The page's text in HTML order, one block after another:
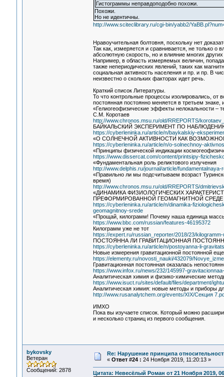
Гистограммы неправдоподобно похожи.
Похожи.
Но не идентичны.
http://www.sciteclibrary.ru/cgi-bin/yabb2/
Нравоучительная болтовня, поскольку нет
Так как, измеряется и сравнивается, не только о
абсолютную скорость, но и влияние многих
Например, в область измеряемых величин,
также непериодических явлений, таких как
социальная активность населения и пр. и пр. В
неизвестно о скольких факторах идет речь.
Краткий список Литературы.
То что контрольные процессы изолировались, от
постоянная постоянно меняется в третьем
«Гелиогеофизические эффекты нелокальности –
C.М. Коротаев
http://www.chronos.msu.ru/old/RREPORTS/
БАЙКАЛЬСКИЙ ЭКСПЕРИМЕНТ ПО
https://cyberleninka.ru/article/n/baykalskiy-
«О СОЛНЕЧНОЙ АКТИВНОСТИ КАК
https://cyberleninka.ru/article/n/o-solnechnoy-
«Принципы физической индикации
https://www.dissercat.com/content/printsipy-
«Фундаментальная роль реликтового излучения
http://www.delphis.ru/journal/article/
«Правильно ли мы подсчитываем возраст
время)
http://www.chronos.msu.ru/old/RREPORTS/
«ДИНАМИКА ФИЗИОЛОГИЧЕСКИХ
ПРЕФОРМИРОВАННОЙ ГЕОМАГНИТНОЙ СРЕДЕ
https://cyberleninka.ru/article/n/dinamika-
geomagnitnoy-srede
«Прощай, килограмм! Почему наша единица
https://www.bbc.com/russian/features-46195372
Килограмм уже не тот
https://expert.ru/russian_reporter/2018/23/
ПОСТОЯННА ЛИ ГРАВИТАЦИОННАЯ
https://cyberleninka.ru/article/n/postoyanna-li-
Новые измерения гравитационной постоянной
https://elementy.ru/novosti_nauki/432079/
Гравитационная постоянная оказалась
https://www.infox.ru/news/232/145997-
Аналитическая химия и физико-химические
https://www.isuct.ru/sites/default/files/department/
Аналитическая химия: новые методы и приборы
http://www.rusanalytchem.org/events/XIX/Секция
ИМХО
Пока вы изучаете список. Который можно
и несколько страниц из первого сообщения.
bykovsky
Ветеран
Сообщений: 2878
Re: Нарушение принципа
« Ответ #24 : 24 Ноября 2019, 11:20:13 »
Цитата: Невесёлый Роман от 21 Ноября 2019,